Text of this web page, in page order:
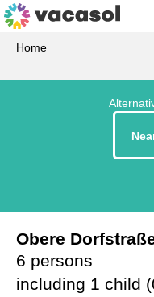
Home
Obere
6 persons
including 1 child